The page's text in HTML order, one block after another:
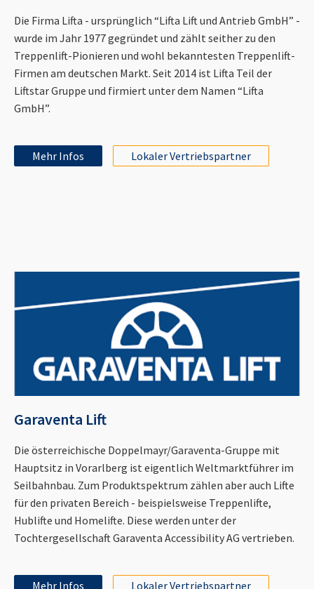
Die Firma Lifta - ursprünglich “Lifta Lift und Antrieb GmbH” -
wurde im Jahr 1977 gegründet und zählt seither zu den
Treppenlift-Pionieren und wohl bekanntesten Treppenlift-
Firmen am deutschen Markt. Seit 2014 ist Lifta Teil der
Liftstar Gruppe und firmiert unter dem Namen “Lifta
GmbH”.
Mehr Infos Lokaler Vertriebspartner
Garaventa Lift
Die österreichische Doppelmayr/Garaventa-Gruppe mit
Hauptsitz in Vorarlberg ist eigentlich Weltmarktführer im
Seilbahnbau. Zum Produktspektrum zählen aber auch Lifte
für den privaten Bereich - beispielsweise Treppenlifte,
Hublifte und Homelifte. Diese werden unter der
Tochtergesellschaft Garaventa Accessibility AG vertrieben.
Mehr Infos Lokaler Vertriebspartner